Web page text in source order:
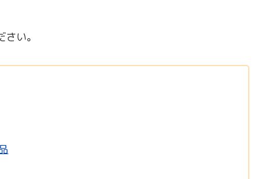
い。